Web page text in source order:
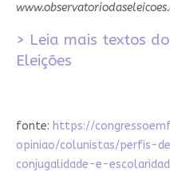
> Leia mais textos
Eleições
fonte: https://
opiniao/colunistas/perfis-
conjugalidade-e-